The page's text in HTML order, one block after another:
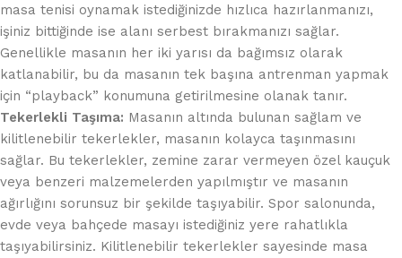
masa tenisi oynamak istediğinizde hızlıca hazırlanmanızı,
işiniz bittiğinde ise alanı serbest bırakmanızı sağlar.
Genellikle masanın her iki yarısı da bağımsız olarak
katlanabilir, bu da masanın tek başına antrenman yapmak
için “playback” konumuna getirilmesine olanak tanır.
Tekerlekli Taşıma: Masanın altında bulunan sağlam ve
kilitlenebilir tekerlekler, masanın kolayca taşınmasını
sağlar. Bu tekerlekler, zemine zarar vermeyen özel kauçuk
veya benzeri malzemelerden yapılmıştır ve masanın
ağırlığını sorunsuz bir şekilde taşıyabilir. Spor salonunda,
evde veya bahçede masayı istediğiniz yere rahatlıkla
taşıyabilirsiniz. Kilitlenebilir tekerlekler sayesinde masa